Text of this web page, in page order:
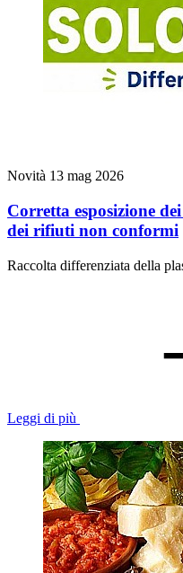
Novità 13 mag 2026
Corretta esposizione
dei rifiuti non conformi
Raccolta differenziata della
Leggi di più